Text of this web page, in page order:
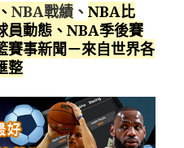
、NBA戰績 、NBA比
員動態、NBA季後賽
賽事新聞－來自世界各
整